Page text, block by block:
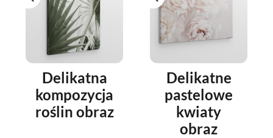
Delikatna
kompozycja
roślin obraz
Delikatne
pastelowe
kwiaty
obraz